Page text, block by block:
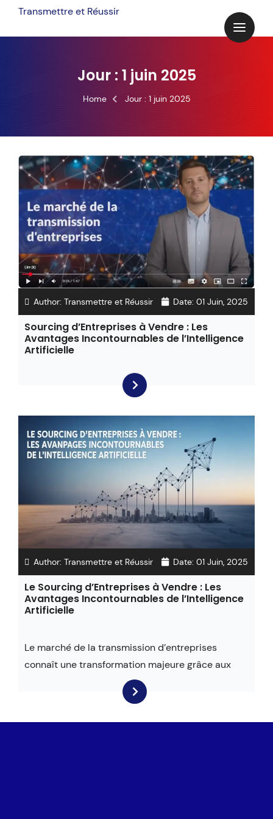
content
Transmettre et Réussir
Jour : 1 juin 2025
Home Jour : 1 juin 2025
Author: Transmettre et Réussir Date: 01 Juin, 2025
Sourcing d’Entreprises à Vendre : Les
Avantages Incontournables de l’Intelligence
Artificielle
Author: Transmettre et Réussir Date: 01 Juin, 2025
Le Sourcing d’Entreprises à Vendre : Les
Avantages Incontournables de l’Intelligence
Artificielle
Le marché de la transmission d’entreprises
connaît une transformation majeure grâce aux